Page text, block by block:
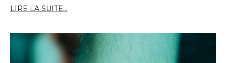
LIRE LA SUITE...